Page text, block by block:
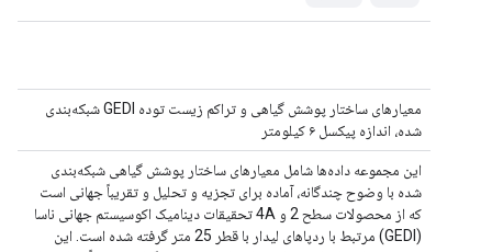
معیارهای ساختار پوشش گیاهی و تراکم زیست توده GEDI شبکه‌بندی
شده، اندازه پیکسل ۶ کیلومتر
این مجموعه داده‌ها شامل معیارهای ساختار پوشش گیاهی شبکه‌بندی
شده با وضوح چندگانه، آماده برای تجزیه و تحلیل و تقریباً جهانی است
که از محصولات سطح 2 و 4A تحقیقات دینامیک اکوسیستم جهانی ناسا
(GEDI) مرتبط با ردپاهای لیدار با قطر 25 متر گرفته شده است. این